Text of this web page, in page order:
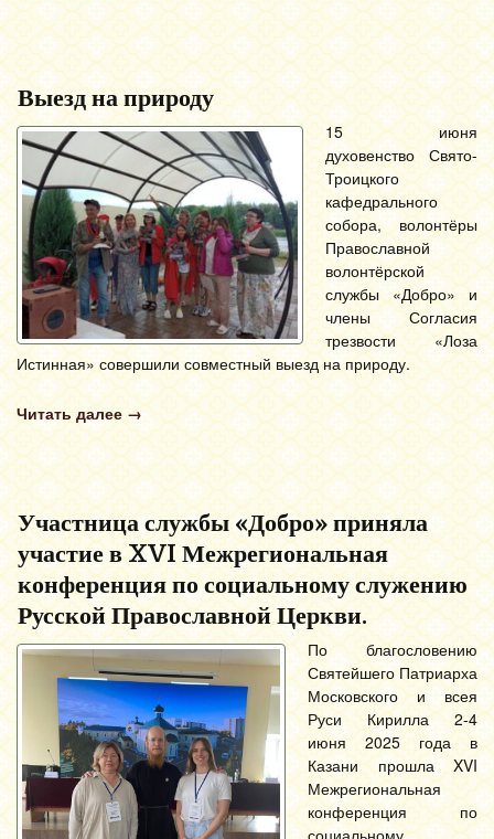
Выезд на природу
15 июня
духовенство Свято-
Троицкого
кафедрального
собора, волонтёры
Православной
волонтёрской
службы «Добро» и
члены Согласия
трезвости «Лоза
Истинная» совершили совместный выезд на природу.
Читать далее →
Участница службы «Добро» приняла
участие в XVI Межрегиональная
конференция по социальному служению
Русской Православной Церкви.
По благословению
Святейшего Патриарха
Московского и всея
Руси Кирилла 2-4
июня 2025 года в
Казани прошла XVI
Межрегиональная
конференция по
социальному